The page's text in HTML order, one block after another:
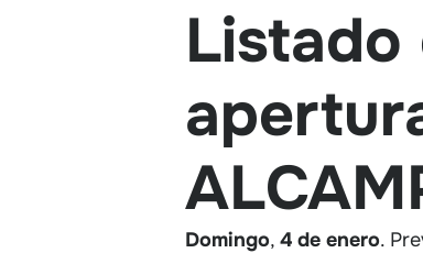
Domingo, 4 de enero.